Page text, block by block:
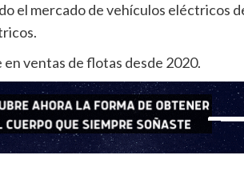
el mercado de vehículos eléctricos
ventas de flotas desde 2020.